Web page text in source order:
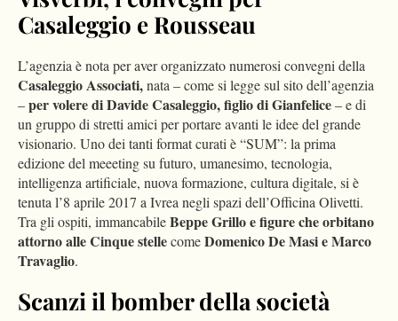
Casaleggio e Rousseau
L’agenzia è nota per aver organizzato numerosi convegni della
Casaleggio Associati,nata – come si legge sul sito dell’agenzia
–per volere di Davide Casaleggio, figlio di Gianfelice– e di
un gruppo di stretti amici per portare avanti le idee del grande
visionario. Uno dei tanti format curati è “SUM”: la prima
edizione del meeeting su futuro, umanesimo, tecnologia,
intelligenza artificiale, nuova formazione, cultura digitale, si è
tenuta l’8 aprile 2017 a Ivrea negli spazi dell’Officina Olivetti.
Tra gli ospiti, immancabileBeppe Grillo e figure che orbitano
attorno alle Cinque stellecomeDomenico De Masi e Marco
Travaglio.
Scanzi il bomber della società